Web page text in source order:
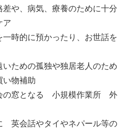
や、病気、療養のために十分
ア
時的に預かったり、お世話を
ための孤独や独居老人のため
物補助
の窓となる 小規模作業所 外
英会話やタイやネパール等の